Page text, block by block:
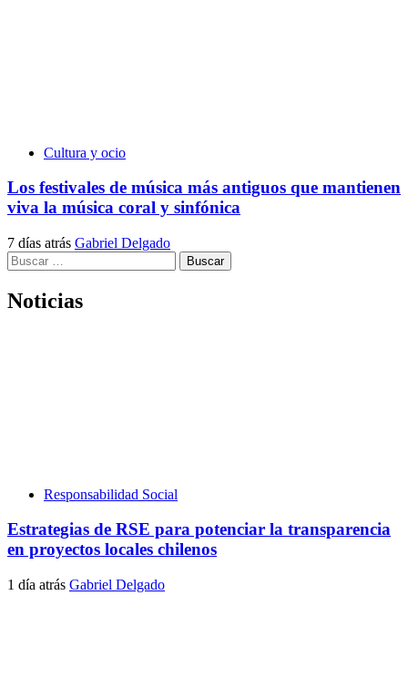
Cultura y ocio
Los festivales de música más antiguos que mantienen
viva la música coral y sinfónica
7 días atrás Gabriel Delgado
Buscar:
Noticias
Responsabilidad Social
Estrategias de RSE para potenciar la transparencia
en proyectos locales chilenos
1 día atrás Gabriel Delgado